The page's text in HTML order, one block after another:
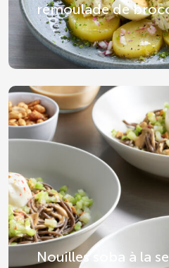
rémoulade de
Nouilles soba à la